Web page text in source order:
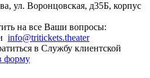
ул. Воронцовская, д35Б, корпус
на все Ваши вопросы:
info@tritickets.theater
в Службу клиентской
форму